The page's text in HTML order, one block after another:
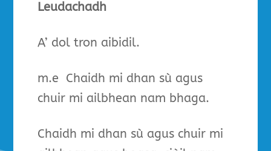
Leudachadh
A’ dol tron aibidil.
m.e Chaidh mi dhan sù agus
chuir mi ailbhean nam bhaga.
Chaidh mi dhan sù agus chuir mi